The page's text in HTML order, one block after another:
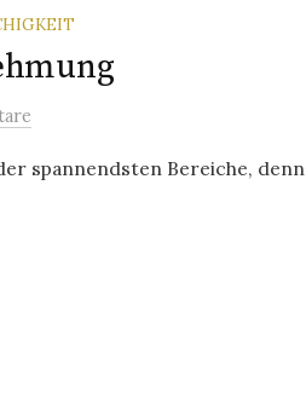
spannendsten Bereiche, denn